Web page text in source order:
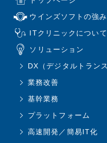
ウインズソフトの強み
ITクリニックについて
ソリューション
DX（デジタルトラン
業務改善
基幹業務
プラットフォーム
高速開発／簡易IT化